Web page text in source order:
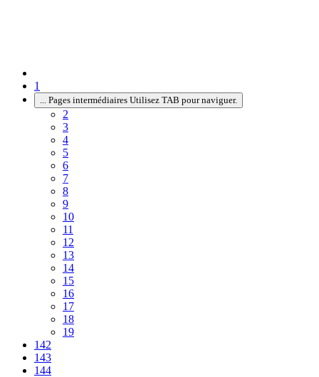
1
Pages intermédiaires Utilisez TAB pour naviguer.
2
3
4
5
6
7
8
9
10
11
12
13
14
15
16
17
18
19
142
143
144